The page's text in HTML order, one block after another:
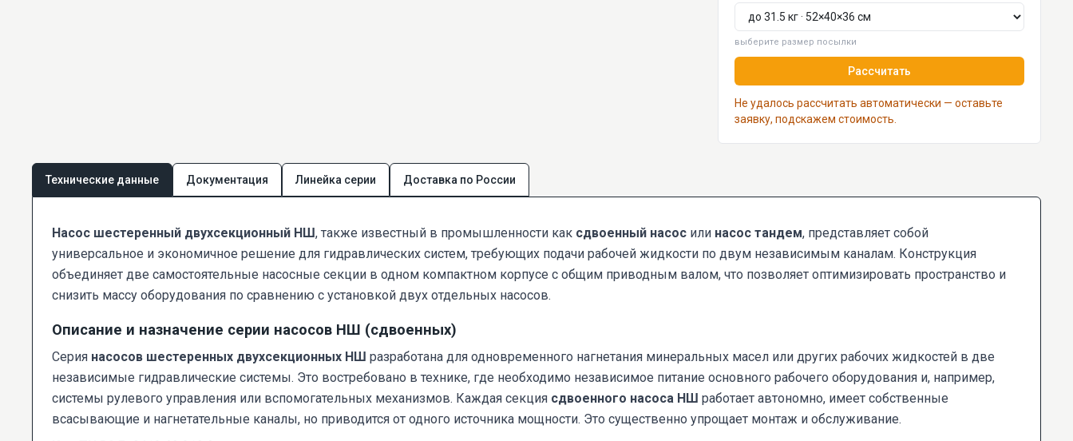
выберите размер посылки
Рассчитать
Не удалось рассчитать автоматически — оставьте
заявку, подскажем стоимость.
Технические данные Документация Линейка серии Доставка по России
Насос шестеренный двухсекционный НШ, также известный в промышленности как сдвоенный насос или насос тандем, представляет собой
универсальное и экономичное решение для гидравлических систем, требующих подачи рабочей жидкости по двум независимым каналам. Конструкция
объединяет две самостоятельные насосные секции в одном компактном корпусе с общим приводным валом, что позволяет оптимизировать пространство и
снизить массу оборудования по сравнению с установкой двух отдельных насосов.
Описание и назначение серии насосов НШ (сдвоенных)
Серия насосов шестеренных двухсекционных НШ разработана для одновременного нагнетания минеральных масел или других рабочих жидкостей в две
независимые гидравлические системы. Это востребовано в технике, где необходимо независимое питание основного рабочего оборудования и, например,
системы рулевого управления или вспомогательных механизмов. Каждая секция сдвоенного насоса НШ работает автономно, имеет собственные
всасывающие и нагнетательные каналы, но приводится от одного источника мощности. Это существенно упрощает монтаж и обслуживание.